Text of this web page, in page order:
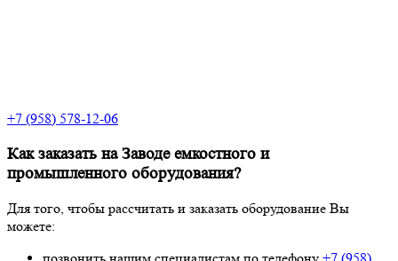
+7 (958) 578-12-06
Как заказать на Заводе емкостного и
промышленного оборудования?
Для того, чтобы рассчитать и заказать оборудование Вы
можете: